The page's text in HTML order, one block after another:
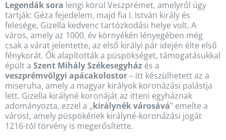
Legendák sora lengi körül Veszprémet, amelyről úgy
tartják: Géza fejedelem, majd fia I. István király és
felesége, Gizella kedvenc tartózkodási helye volt. A
város, amely az 1000. év környékén lényegében még
csak a várat jelentette, az első királyi pár idején élte első
fénykorát. Ők alapították a püspökséget, támogatásukkal
épült a Szent Mihály Székesegyház és a
veszprémvölgyi apácakolostor– itt készülhetett az a
miseruha, amely a magyar királyok koronázási palástja
lett. Gizella királyné koronáját az itteni egyháznak
adományozta, ezzel a „királynék városává” emelte a
várost, amely püspökének királyné-koronázási jogát
1216-tól törvény is megerősítette.